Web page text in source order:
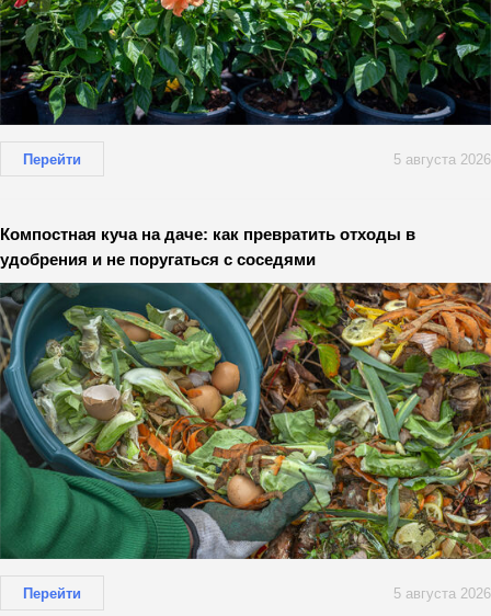
Перейти 5 августа 2026
Компостная куча на даче: как превратить отходы в
удобрения и не поругаться с соседями
Перейти 5 августа 2026